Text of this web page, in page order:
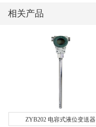
相关产品
ZYB202 电容式液位变送器